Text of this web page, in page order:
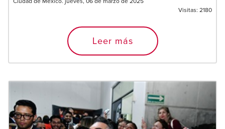
Visitas: 2180
Leer más